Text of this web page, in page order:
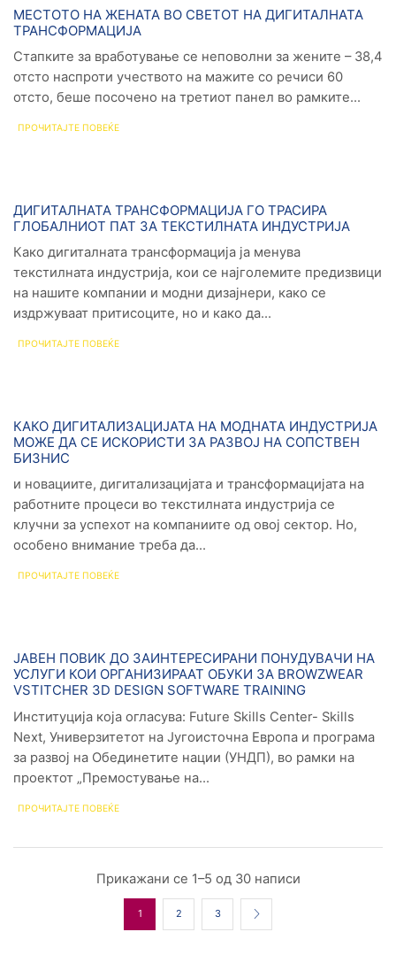
Новости
МЕСТОТО НА ЖЕНАТА ВО СВЕТОТ НА ДИГИТАЛНАТА
ТРАНСФОРМАЦИЈА
Стапките за вработување се неповолни за жените – 38,4
отсто наспроти учеството на мажите со речиси 60
отсто, беше посочено на третиот панел во рамките...
ПРОЧИТАЈТЕ ПОВЕЌЕ
Новости
ДИГИТАЛНАТА ТРАНСФОРМАЦИЈА ГО ТРАСИРА
ГЛОБАЛНИОТ ПАТ ЗА ТЕКСТИЛНАТА ИНДУСТРИЈА
Како дигиталната трансформација ја менува
текстилната индустрија, кои се најголемите предизвици
на нашите компании и модни дизајнери, како се
издржуваат притисоците, но и како да...
ПРОЧИТАЈТЕ ПОВЕЌЕ
Новости
КАКО ДИГИТАЛИЗАЦИЈАТА НА МОДНАТА ИНДУСТРИЈА
МОЖЕ ДА СЕ ИСКОРИСТИ ЗА РАЗВОЈ НА СОПСТВЕН
БИЗНИС
и новациите, дигитализацијата и трансформацијата на
работните процеси во текстилната индустрија се
клучни за успехот на компаниите од овој сектор. Но,
особено внимание треба да...
ПРОЧИТАЈТЕ ПОВЕЌЕ
Новости
ЈАВЕН ПОВИК ДО ЗАИНТЕРЕСИРАНИ ПОНУДУВАЧИ НА
УСЛУГИ КОИ ОРГАНИЗИРААТ ОБУКИ ЗA BROWZWEAR
VSTITCHER 3D DESIGN SOFTWARE TRAINING
Институција која огласува: Future Skills Center- Skills
Next, Универзитетот на Југоисточна Европа и програма
за развој на Обединетите нации (УНДП), во рамки на
проектот „Премостување на...
ПРОЧИТАЈТЕ ПОВЕЌЕ
Прикажани се 1–5 од 30 написи
1 2 3